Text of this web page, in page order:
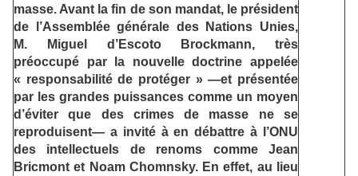
masse. Avant la fin de son mandat, le président
de l’Assemblée générale des Nations Unies,
M. Miguel d’Escoto Brockmann, très
préoccupé par la nouvelle doctrine appelée
« responsabilité de protéger » —et présentée
par les grandes puissances comme un moyen
d’éviter que des crimes de masse ne se
reproduisent— a invité à en débattre à l’ONU
des intellectuels de renoms comme Jean
Bricmont et Noam Chomnsky. En effet, au lieu